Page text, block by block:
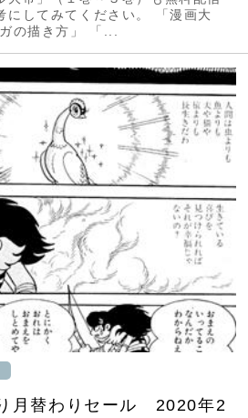
にしてみてください。 「漫画大
の描き方」 「...
月替わりセール 2020年2